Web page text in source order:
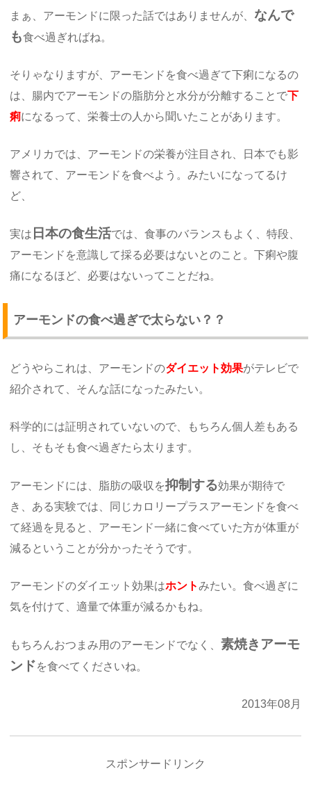
まぁ、アーモンドに限った話ではありませんが、なんで
も食べ過ぎればね。
そりゃなりますが、アーモンドを食べ過ぎて下痢になるの
は、腸内でアーモンドの脂肪分と水分が分離することで下
痢になるって、栄養士の人から聞いたことがあります。
アメリカでは、アーモンドの栄養が注目され、日本でも影
響されて、アーモンドを食べよう。みたいになってるけ
ど、
実は 日本の食生活では、食事のバランスもよく、特段、
アーモンドを意識して採る必要はないとのこと。下痢や腹
痛になるほど、必要はないってことだね。
アーモンドの食べ過ぎで太らない？？
どうやらこれは、アーモンドのダイエット効果がテレビで
紹介されて、そんな話になったみたい。
科学的には証明されていないので、もちろん個人差もある
し、そもそも食べ過ぎたら太ります。
アーモンドには、脂肪の吸収を抑制する効果が期待で
き、ある実験では、同じカロリープラスアーモンドを食べ
て経過を見ると、アーモンド一緒に食べていた方が体重が
減るということが分かったそうです。
アーモンドのダイエット効果はホントみたい。食べ過ぎに
気を付けて、適量で体重が減るかもね。
もちろんおつまみ用のアーモンドでなく、素焼きアーモ
ンドを食べてくださいね。
2013年08月
スポンサードリンク